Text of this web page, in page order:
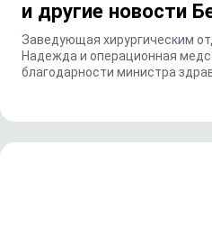
и другие новости
Заведующая хирургическим
Надежда и операционная
благодарности министра